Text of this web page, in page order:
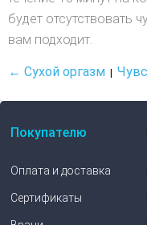
будет отсутствовать
вам подходит.
← Сухой оргазм
Покупателю
Оплата и доставка
Сертификаты